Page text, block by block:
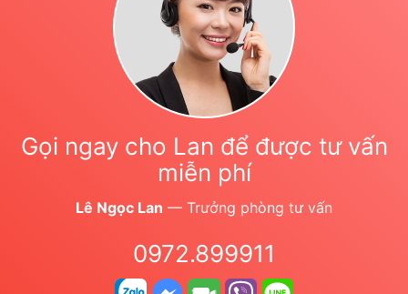
Gọi ngay cho Lan để được tư vấn
miễn phí
Lê Ngọc Lan — Trưởng phòng tư vấn
0972.899911